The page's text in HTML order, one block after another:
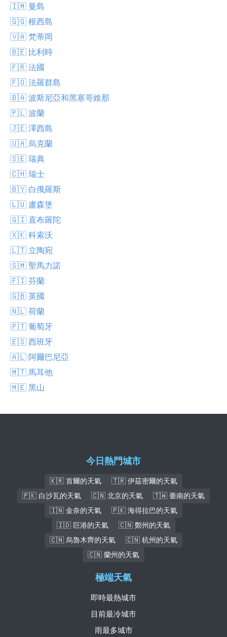
🇮🇲 曼島
🇬🇬 根西島
🇻🇦 梵蒂岡
🇧🇪 比利時
🇫🇷 法國
🇫🇴 法羅群島
🇧🇦 波斯尼亞和黑塞哥維那
🇵🇱 波蘭
🇯🇪 澤西島
🇺🇦 烏克蘭
🇸🇪 瑞典
🇨🇭 瑞士
🇧🇾 白俄羅斯
🇱🇺 盧森堡
🇬🇮 直布羅陀
🇽🇰 科索沃
🇱🇹 立陶宛
🇸🇲 聖馬力諾
🇫🇮 芬蘭
🇬🇧 英國
🇳🇱 荷蘭
🇵🇹 葡萄牙
🇪🇸 西班牙
🇦🇱 阿爾巴尼亞
🇲🇹 馬耳他
🇲🇪 黑山
今日熱門城市
🇰🇷 首爾的天氣
🇹🇷 伊茲密爾的天氣
🇵🇰 白沙瓦的天氣
🇨🇳 北京的天氣
🇹🇼 臺南的天氣
🇮🇳 金奈的天氣
🇵🇰 海得拉巴的天氣
🇮🇩 巨港的天氣
🇨🇳 鄭州的天氣
🇨🇳 烏魯木齊的天氣
🇨🇳 杭州的天氣
🇨🇳 蘭州的天氣
極端天氣
即時最熱城市
目前最冷城市
雨最多城市